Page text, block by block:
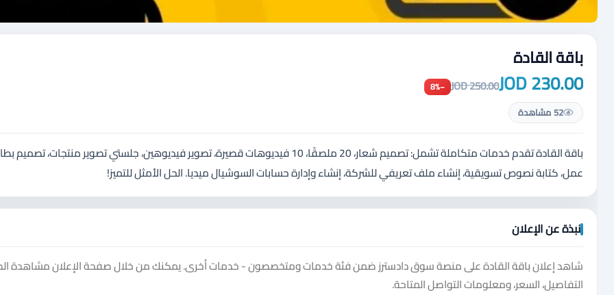
باقة القادة
230.00 JOD
250.00 JOD
−8%
52 مشاهدة
باقة القادة تقدم خدمات متكاملة تشمل: تصميم شعار، 20 ملصقًا، 10 فيديوهات قصيرة، تصوير فيديوهين، جلستي تصوير منتجات،
عمل، كتابة نصوص تسويقية، إنشاء ملف تعريفي للشركة، إنشاء وإدارة حسابات السوشيال ميديا. الحل الأمثل للتميز!
نبذة عن الإعلان
شاهد إعلان باقة القادة على منصة سوق دادسترز ضمن فئة خدمات ومتخصصون - خدمات أخرى. يمكنك من خلال صفحة الإعلان مشاهدة
التفاصيل، السعر، ومعلومات التواصل المتاحة.